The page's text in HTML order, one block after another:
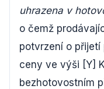
uhrazena v
o čemž
potvrzení o
ceny ve výši [Y]
bezhotovostním